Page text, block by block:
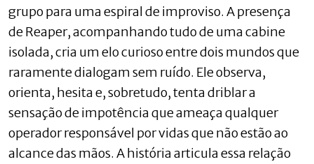
grupo para uma espiral de improviso. A presença
de Reaper, acompanhando tudo de uma cabine
isolada, cria um elo curioso entre dois mundos que
raramente dialogam sem ruído. Ele observa,
orienta, hesita e, sobretudo, tenta driblar a
sensação de impotência que ameaça qualquer
operador responsável por vidas que não estão ao
alcance das mãos. A história articula essa relação